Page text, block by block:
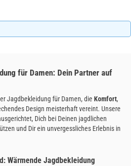
für Damen: Dein Partner auf
Jagdbekleidung für Damen, die Komfort,
Design meisterhaft vereint. Unsere
Dich bei Deinen jagdlichen
und Dir ein unvergessliches Erlebnis in
Wärmende Jagdbekleidung